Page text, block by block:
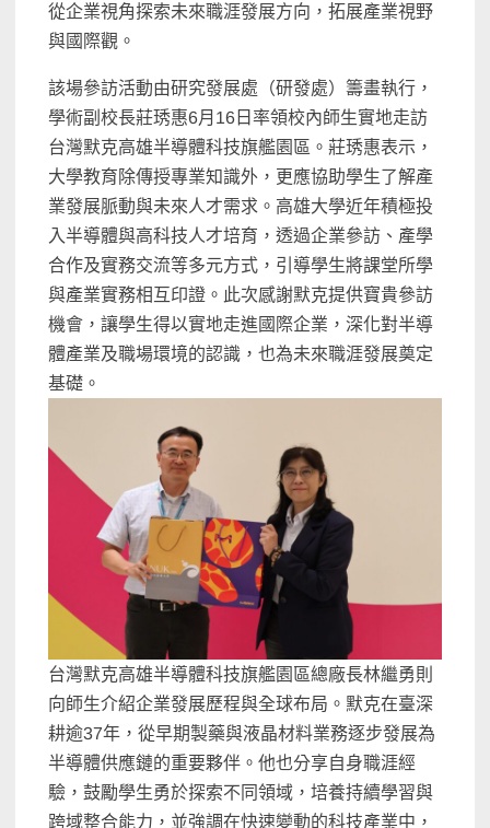
從企業視角探索未來職涯發展方向，拓展產業視野
與國際觀。
該場參訪活動由研究發展處（研發處）籌畫執行，
學術副校長莊琇惠6月16日率領校內師生實地走訪
台灣默克高雄半導體科技旗艦園區。莊琇惠表示，
大學教育除傳授專業知識外，更應協助學生了解產
業發展脈動與未來人才需求。高雄大學近年積極投
入半導體與高科技人才培育，透過企業參訪、產學
合作及實務交流等多元方式，引導學生將課堂所學
與產業實務相互印證。此次感謝默克提供寶貴參訪
機會，讓學生得以實地走進國際企業，深化對半導
體產業及職場環境的認識，也為未來職涯發展奠定
基礎。
台灣默克高雄半導體科技旗艦園區總廠長林繼勇則
向師生介紹企業發展歷程與全球布局。默克在臺深
耕逾37年，從早期製藥與液晶材料業務逐步發展為
半導體供應鏈的重要夥伴。他也分享自身職涯經
驗，鼓勵學生勇於探索不同領域，培養持續學習與
跨域整合能力，並強調在快速變動的科技產業中，